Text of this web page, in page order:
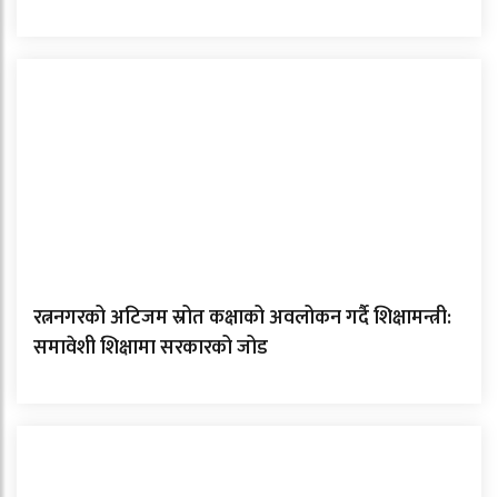
रत्ननगरको अटिजम स्रोत कक्षाको अवलोकन गर्दै शिक्षामन्त्री:
समावेशी शिक्षामा सरकारको जोड